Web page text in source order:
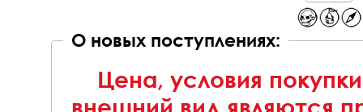
О новых поступлениях:
Цена, условия
внешний вид являются